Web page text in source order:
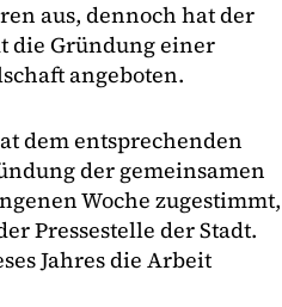
aus, dennoch hat der
die Gründung einer
angeboten.
dem entsprechenden
der gemeinsamen
Woche zugestimmt,
Pressestelle der Stadt.
Jahres die Arbeit